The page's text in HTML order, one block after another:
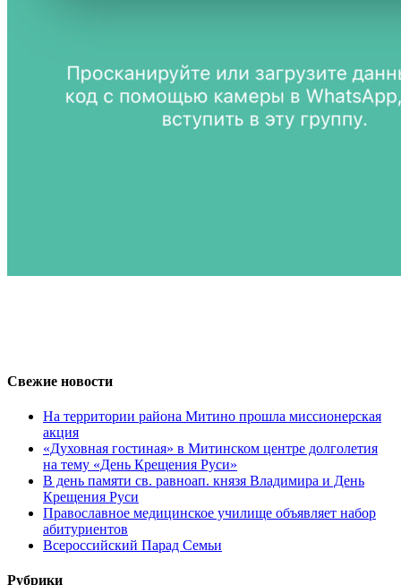
Свежие новости
На территории района Митино прошла миссионерская
акция
«Духовная гостиная» в Митинском центре долголетия
на тему «День Крещения Руси»
В день памяти св. равноап. князя Владимира и День
Крещения Руси
Православное медицинское училище объявляет набор
абитуриентов
Всероссийский Парад Семьи
Рубрики